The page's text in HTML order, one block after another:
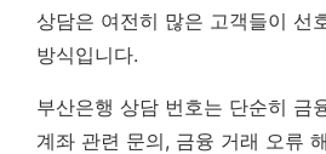
상담은 여전히 많은 고객들이 선
방식입니다.
부산은행 상담 번호는 단순히 금
계좌 관련 문의, 금융 거래 오류